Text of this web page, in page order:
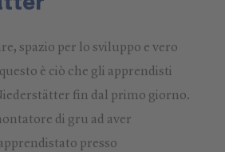
spazio per lo sviluppo e vero
è ciò che gli apprendisti
fin dal primo giorno.
di gru ad aver
presso